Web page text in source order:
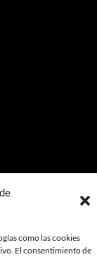
como las cookies
El consentimiento de